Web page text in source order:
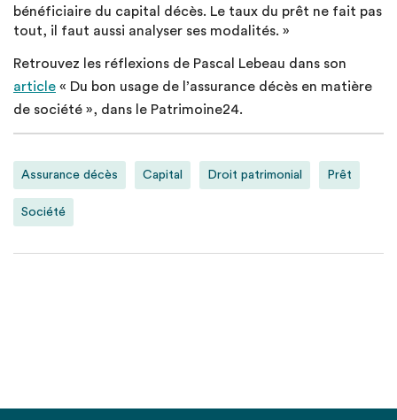
bénéficiaire du capital décès. Le taux du prêt ne fait pas
tout, il faut aussi analyser ses modalités. »
Retrouvez les réflexions de Pascal Lebeau dans son
article « Du bon usage de l’assurance décès en matière
de société », dans le Patrimoine24.
Assurance décès Capital Droit patrimonial Prêt
Société